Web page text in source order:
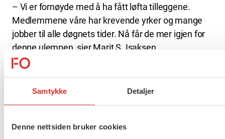
Samtykke Detaljer
Denne nettsiden bruker cookies
– Vi er fornøyde med å ha fått løfta tilleggene.
Medlemmene våre har krevende yrker og mange
jobber til alle døgnets tider. Nå får de mer igjen for
denne ulempen, sier Marit S. Isaksen.
– Samlet sett har vi lagt grunnlaget for et godt
forhandlinger, avslutter Isaksen.
omsorgsoverenskomsten, ofte kalt avtale 481. FO